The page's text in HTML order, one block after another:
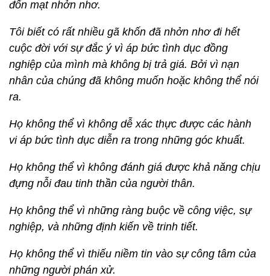
đốn mạt nhởn nhơ.
Tôi biết có rất nhiều gã khốn đã nhởn nhơ đi hết
cuộc đời với sự đắc ý vì áp bức tình dục đồng
nghiệp của mình mà không bị trả giá. Bởi vì nạn
nhân của chúng đã không muốn hoặc không thể nói
ra.
Họ không thể vì không dễ xác thực được các hành
vi áp bức tình dục diễn ra trong những góc khuất.
Họ không thể vì không đánh giá được khả năng chịu
đựng nỗi đau tinh thần của người thân.
Họ không thể vì những ràng buộc về công việc, sự
nghiệp, và những định kiến về trinh tiết.
Họ không thể vì thiếu niềm tin vào sự công tâm của
những người phán xử.